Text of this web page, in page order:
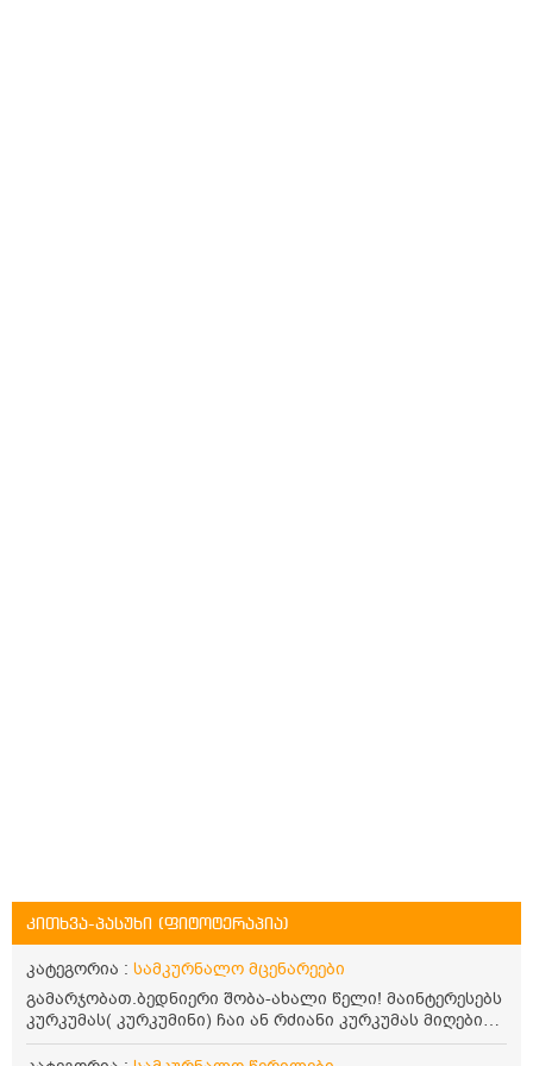
კითხვა-პასუხი (ფიტოტერაპია)
კატეგორია : სამკურნალო მცენარეები
გამარჯობათ.ბედნიერი შობა-ახალი წელი! მაინტერესებს
კურკუმას( კურკუმინი) ჩაი ან რძიანი კურკუმას მიღების
წესი. მაინტერესებდა და წავიკითხე ასეთი ინფორმაცია: